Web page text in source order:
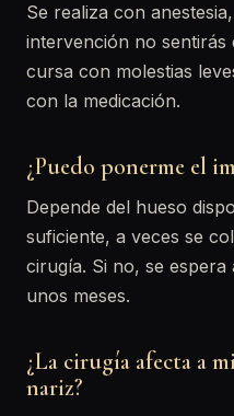
Se realiza con
intervención no
cursa con molestias
con la medicación.
¿Puedo ponerme el
Depende del hueso
suficiente, a veces se
cirugía. Si no, se
unos meses.
¿La cirugía afecta a
nariz?